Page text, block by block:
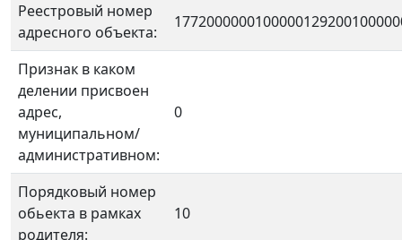
Реестровый номер
адресного объекта:
Признак в каком
делении присвоен
адрес,
муниципальном/
административном:
0
Порядковый номер
обьекта в рамках
родителя:
10